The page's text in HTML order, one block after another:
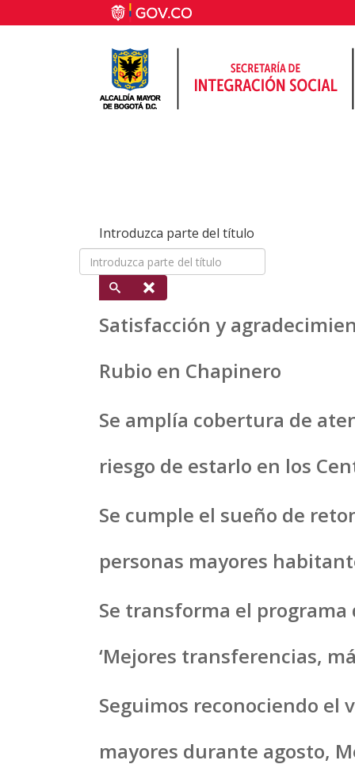
Introduzca parte del título
Satisfacción y
Rubio en Chapinero
Se amplía cobertura de
riesgo de estarlo en los
Se cumple el sueño de
personas mayores
Se transforma el programa
‘Mejores transferencias,
Seguimos reconociendo el
mayores durante agosto,